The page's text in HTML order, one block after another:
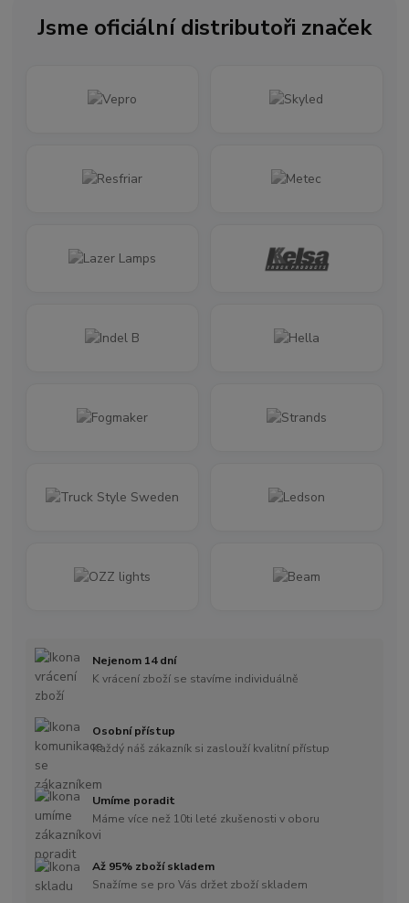
Jsme oficiální distributoři značek
Nejenom 14 dní
K vrácení zboží se stavíme individuálně
Osobní přístup
Každý náš zákazník si zaslouží kvalitní přístup
Umíme poradit
Máme více než 10ti leté zkušenosti v oboru
Až 95% zboží skladem
Snažíme se pro Vás držet zboží skladem